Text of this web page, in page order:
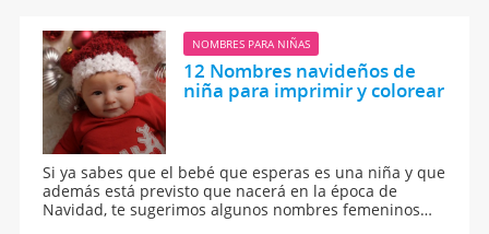
NOMBRES PARA NIÑAS
12 Nombres navideños de
niña para imprimir y colorear
Si ya sabes que el bebé que esperas es una niña y que
además está previsto que nacerá en la época de
Navidad, te sugerimos algunos nombres femeninos